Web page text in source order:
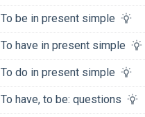
To be in present simple
To have in present simple
To do in present simple
To have, to be: questions